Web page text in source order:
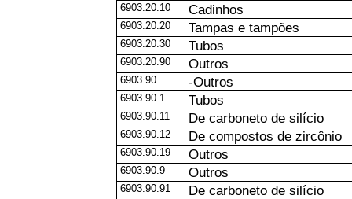
6903.20.10 Cadinhos
6903.20.20 Tampas e tampões
6903.20.30 Tubos
6903.20.90 Outros
6903.90 -Outros
6903.90.1 Tubos
6903.90.11 De carboneto de silício
6903.90.12 De compostos de zircônio
6903.90.19 Outros
6903.90.9 Outros
6903.90.91 De carboneto de silício